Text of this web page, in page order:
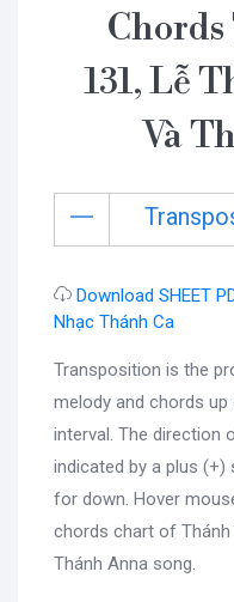
131, Lễ
Và
Download SHEET
Nhạc Thánh Ca
Transposition is the
melody and chords
interval. The direction
indicated by a plus
for down. Hover
chords chart of Thánh
Thánh Anna song.